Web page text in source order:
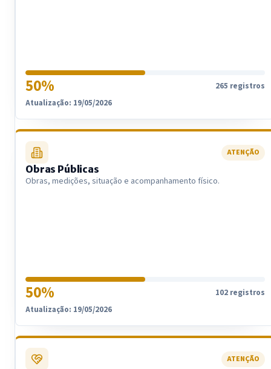
50%
265 registros
Atualização: 19/05/2026
ATENÇÃO
Obras Públicas
Obras, medições, situação e acompanhamento físico.
50%
102 registros
Atualização: 19/05/2026
ATENÇÃO